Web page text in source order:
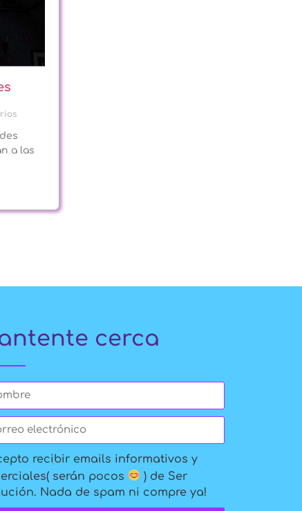
a las
cerca
recibir emails informativos y
serán pocos
) de Ser
Nada de spam ni compre ya!